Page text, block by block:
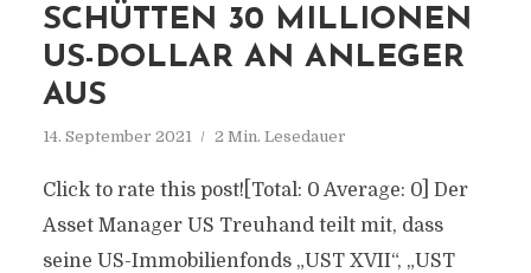
SCHÜTTEN 30 MILLIONEN
US-DOLLAR AN ANLEGER
AUS
14. September 2021 2 Min. Lesedauer
Click to rate this post![Total: 0 Average: 0] Der
Asset Manager US Treuhand teilt mit, dass
seine US-Immobilienfonds „UST XVII“, „UST